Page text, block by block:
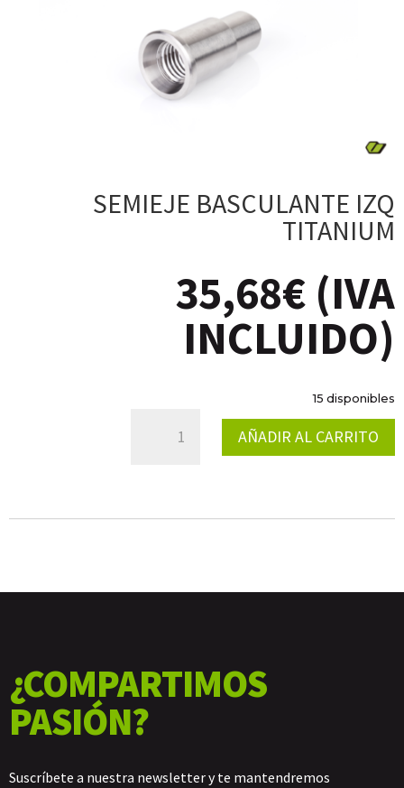
SEMIEJE BASCULANTE IZQ
TITANIUM
35,68€ (IVA
INCLUIDO)
15 disponibles
BASCULANTE
AÑADIR AL CARRITO
¿COMPARTIMOS
PASIÓN?
Suscríbete a nuestra newsletter y te mantendremos